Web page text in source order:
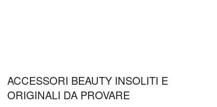
ACCESSORI BEAUTY INSOLITI E
ORIGINALI DA PROVARE